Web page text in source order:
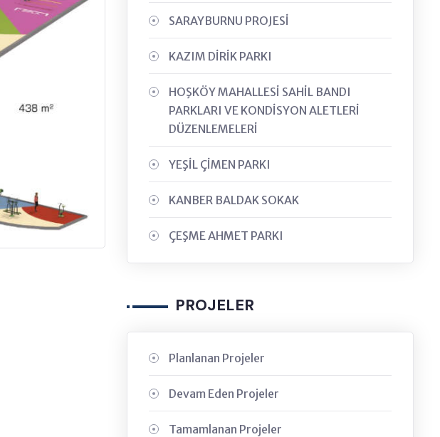
SARAYBURNU PROJESİ
KAZIM DİRİK PARKI
HOŞKÖY MAHALLESİ SAHİL BANDI
PARKLARI VE KONDİSYON ALETLERİ
DÜZENLEMELERİ
YEŞİL ÇİMEN PARKI
KANBER BALDAK SOKAK
ÇEŞME AHMET PARKI
PROJELER
Planlanan Projeler
Devam Eden Projeler
Tamamlanan Projeler